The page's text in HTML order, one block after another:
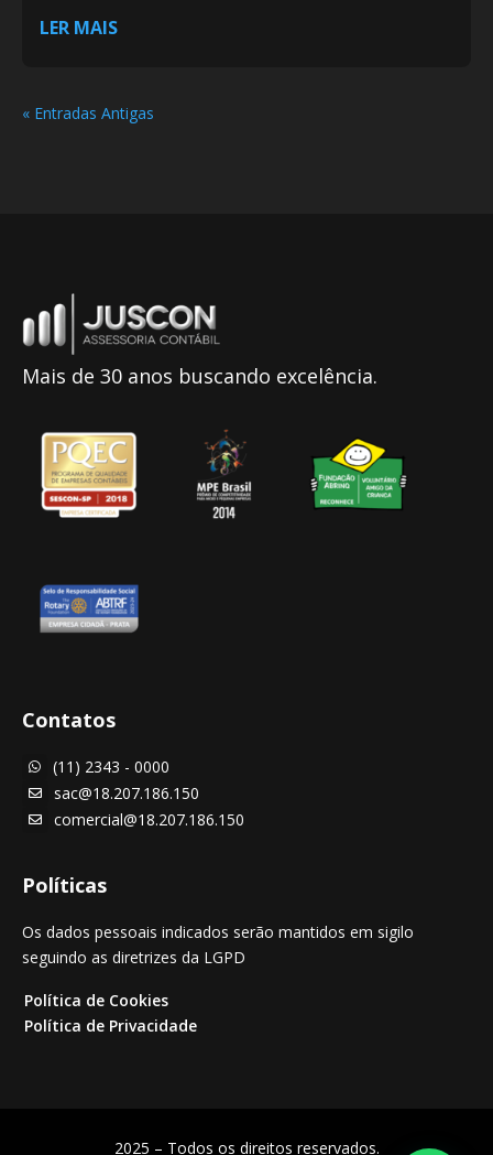
LER MAIS
« Entradas Antigas
Mais de 30 anos buscando excelência.
Contatos
 (11) 2343 - 0000
 sac@18.207.186.150
 comercial@18.207.186.150
Políticas
Os dados pessoais indicados serão mantidos em sigilo
seguindo as diretrizes da LGPD
Política de Cookies
Política de Privacidade
2025 – Todos os direitos reservados.